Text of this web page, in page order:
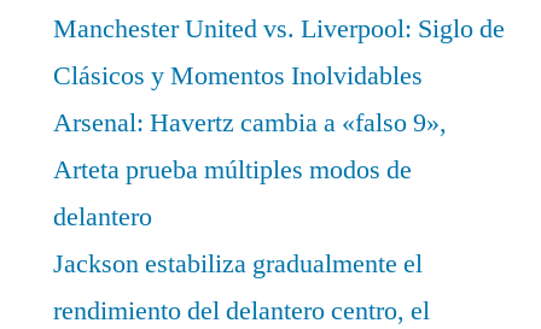
Manchester United vs. Liverpool: Siglo de
Clásicos y Momentos Inolvidables
Arsenal: Havertz cambia a «falso 9»,
Arteta prueba múltiples modos de
delantero
Jackson estabiliza gradualmente el
rendimiento del delantero centro, el